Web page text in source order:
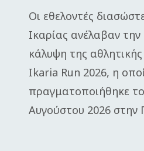
Οι εθελοντές
Ικαρίας ανέλαβαν την
κάλυψη της
Ikaria Run 2026, η
πραγματοποιήθηκε
Αυγούστου 2026 στην